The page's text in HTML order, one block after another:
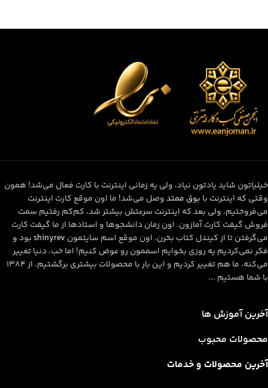
خیلیاتون شاید یادتون نیاد، ولی یه زمانی اینترنت با کارت فعال می‌شد! همون
وقتی که اینترنت با بوق ممتدوصل می‌شد! ما اون موقع کارت اینترنت
می‌فروختیم، ولی بعد که اینترنت سرعتش بیشتر شد، کم‌کم رفتیم سمت
فروش گیفت کارت آمازون. اون زمان دانشجوها و استادها از ما گیفت کارت
می‌گرفتن تا از کیندل کتاب بخرن. اون موقع اسم سایتمون shinyrevبود و
فکر نمی‌کردیم یه روزی بخوایم اسممون رو عوض کنیم! اما خب، دنیا تغییر
می‌کنه، ما هم تغییر کردیم و این بار با محصولات بیشتری برگشتیم. از ۱۳۸۴
با شما هستیم ...
آخرین آموزش ها
محصولات محبوب
آخرین محصولات و خدمات